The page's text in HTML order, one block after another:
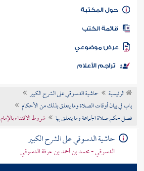
كتاب الأمة
المكتبة
الكتب
موضوعي
تراجم الأعلام
الرئيسية
حاشية الدسوقي على الشرح الكبير
باب في بيان أوقات الصلاة وما يتعلق بذلك من الأحكام
فصل حكم صلاة الجماعة وما يتعلق بها
شروط الاقتداء بالإمام
حاشية الدسوقي على الشرح الكبير
الدسوقي - محمد بن أحمد بن عرفة الدسوقي